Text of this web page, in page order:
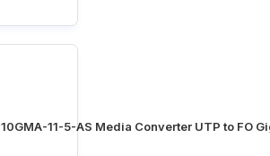
11-5-AS Media Converter UTP to FO